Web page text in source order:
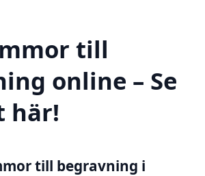
till
online – Se
här!
till begravning i